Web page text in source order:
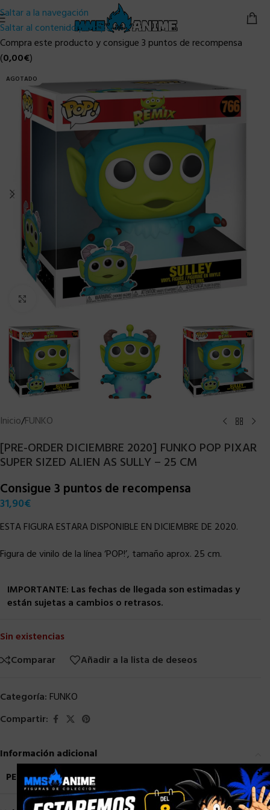
Saltar a la navegación
Saltar al contenido principal
Compra este producto y consigue 3 puntos de recompensa
(0,00€)
AGOTADO
Clic para ampliar
Inicio/FUNKO
[PRE-ORDER DICIEMBRE 2020] FUNKO POP PIXAR
SUPER SIZED ALIEN AS SULLY – 25 CM
Consigue 3 puntos de recompensa
31,90€
ESTA FIGURA ESTARA DISPONIBLE EN DICIEMBRE DE 2020.
Figura de vinilo de la línea ‘POP!’, tamaño aprox. 25 cm.
IMPORTANTE: Las fechas de llegada son estimadas y
están sujetas a cambios o retrasos.
Sin existencias
Comparar
Añadir a la lista de deseos
Categoría: FUNKO
Compartir:
Información adicional
PESO
2,5 kg×